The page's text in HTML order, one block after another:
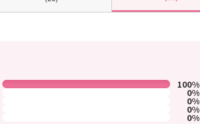
100%
0%
0%
0%
0%